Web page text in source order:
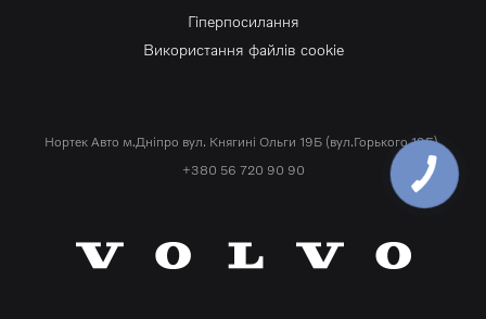
Гіперпосилання
Використання файлів cookie
Нортек Авто м.Дніпро вул. Княгині Ольги 19Б (вул.Горького 19Б).
+380 56 720 90 90